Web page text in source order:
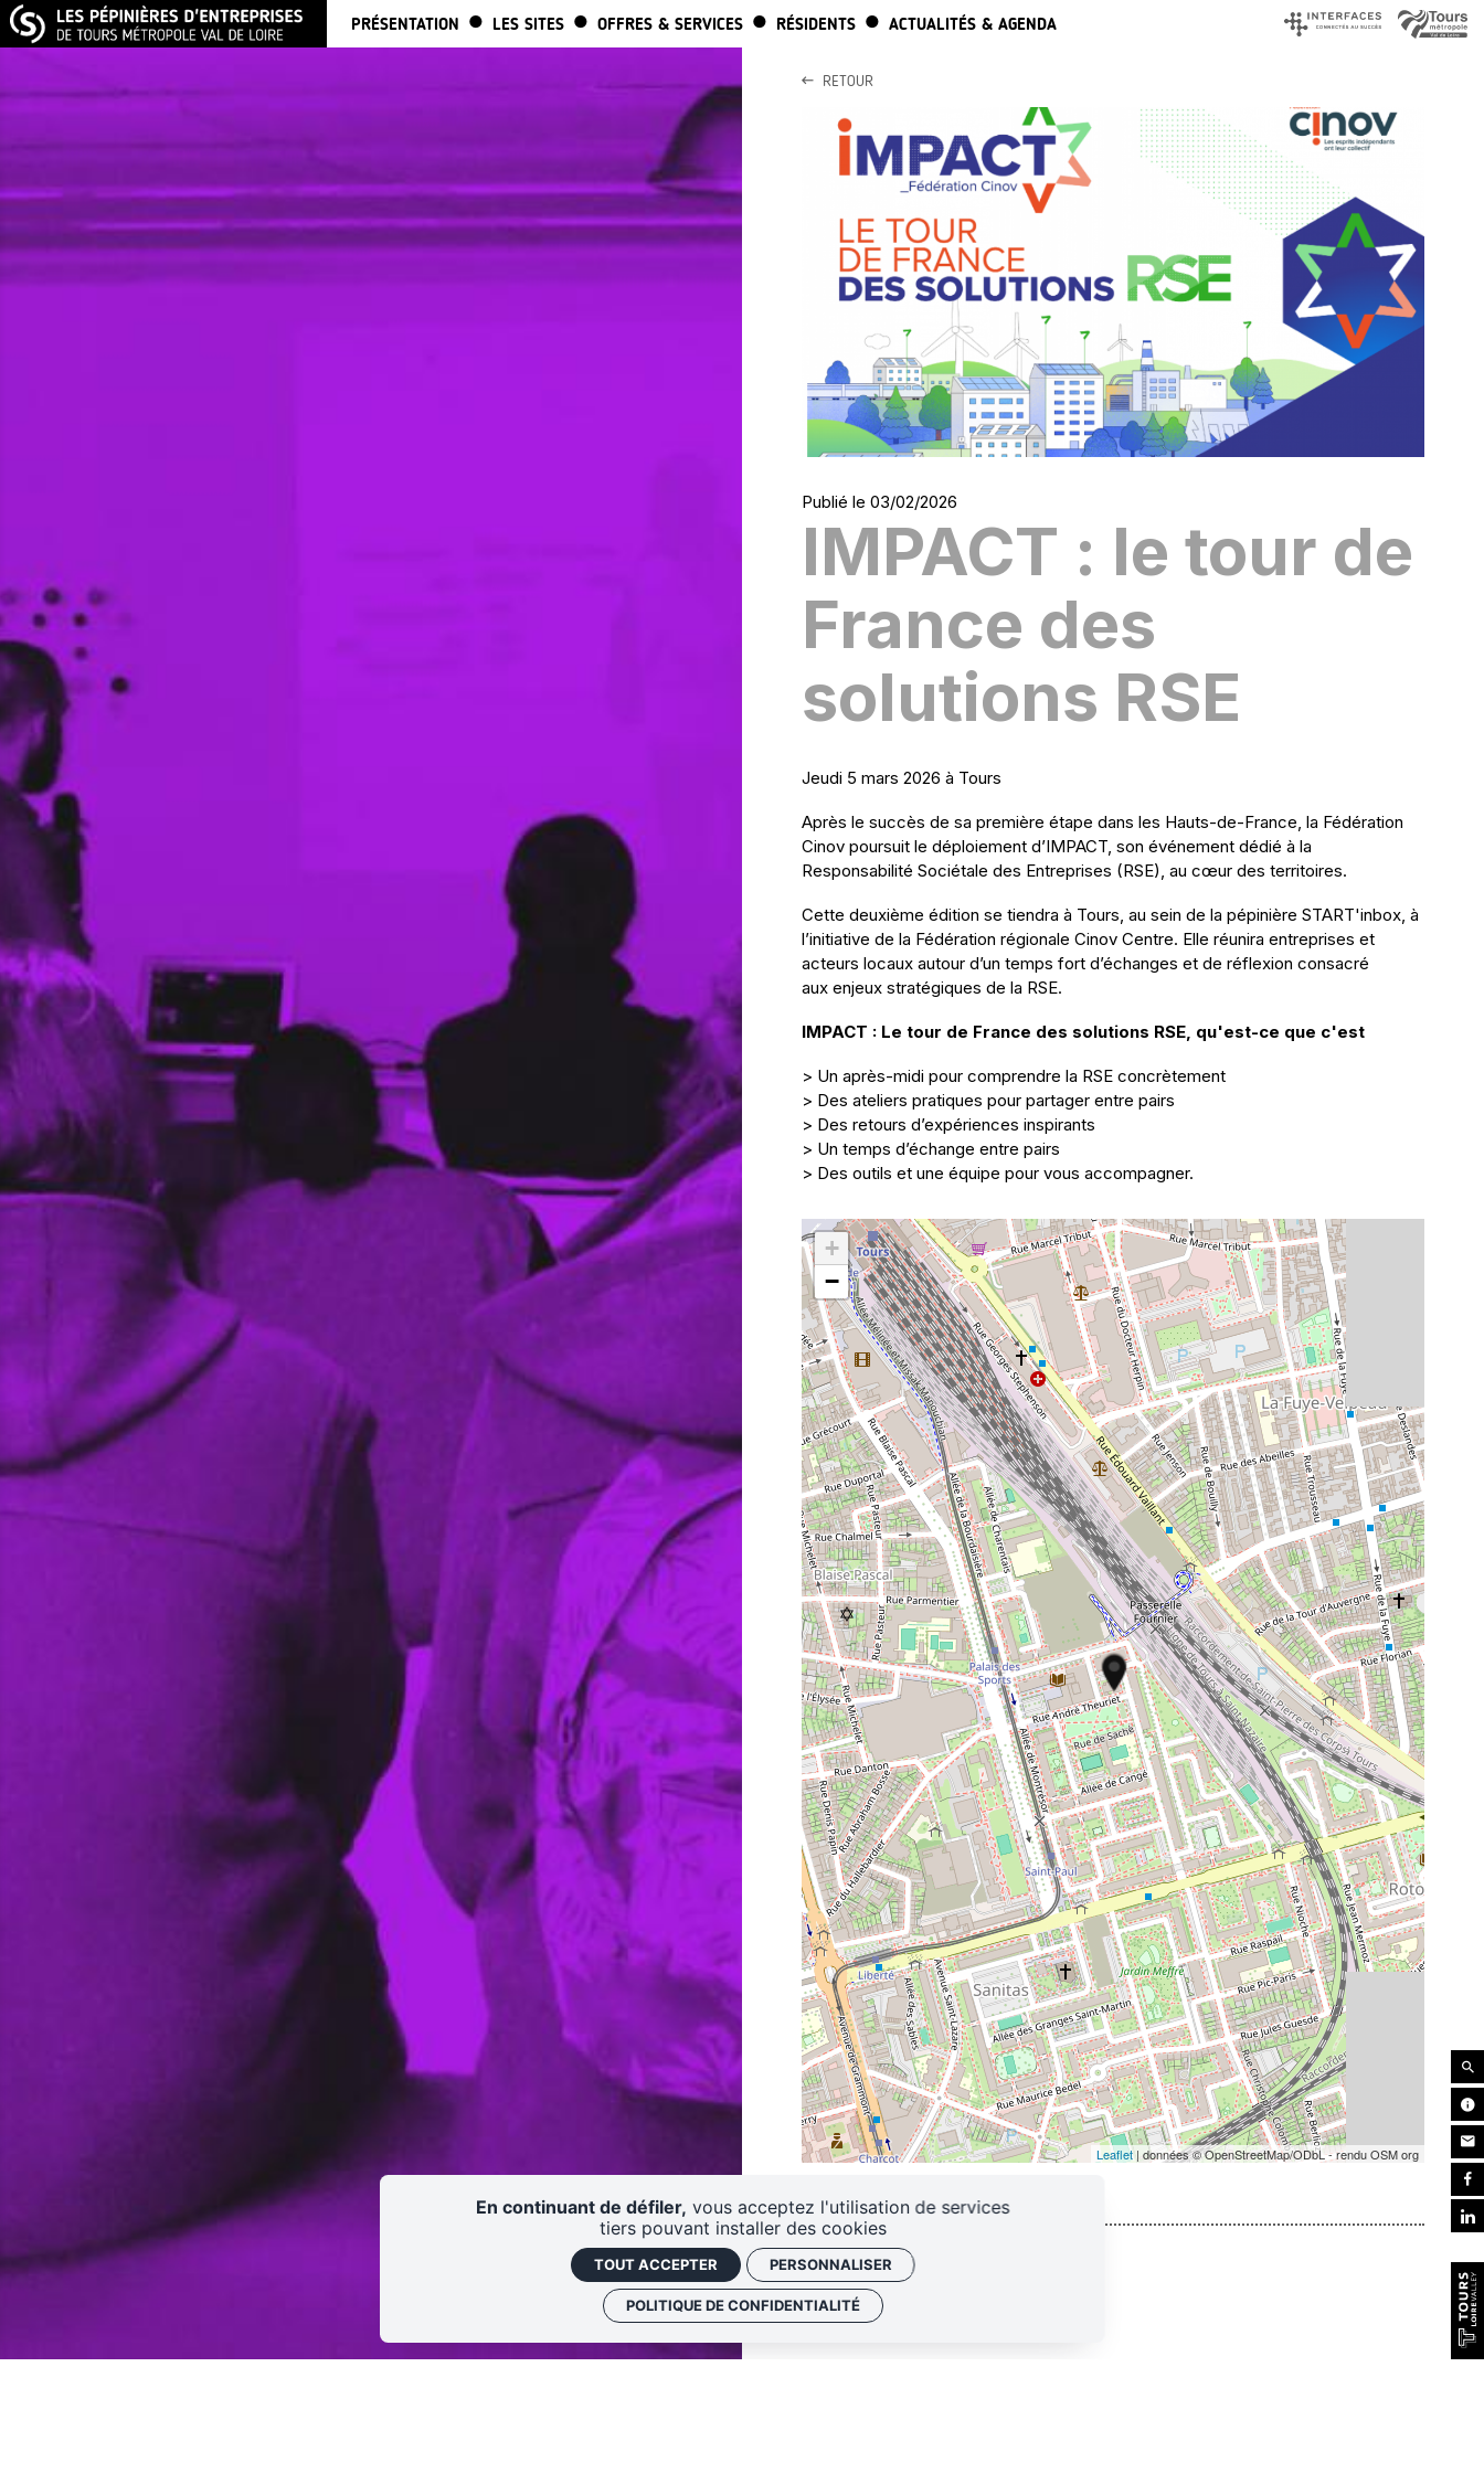
ALLER AU CONTENU PRINCIPAL
PRÉSENTATION LES SITES OFFRES & SERVICES RÉSIDENTS ACTUALITÉS & AGENDA
RETOUR
Publié le 03/02/2026
IMPACT : le tour de
France des
solutions RSE
Jeudi 5 mars 2026 à Tours
Après le succès de sa première étape dans les Hauts-de-France, la Fédération
Cinov poursuit le déploiement d’IMPACT, son événement dédié à la
Responsabilité Sociétale des Entreprises (RSE), au cœur des territoires.
Cette deuxième édition se tiendra à Tours, au sein de la pépinière START'inbox, à
l’initiative de la Fédération régionale Cinov Centre. Elle réunira entreprises et
acteurs locaux autour d’un temps fort d’échanges et de réflexion consacré
aux enjeux stratégiques de la RSE.
IMPACT : Le tour de France des solutions RSE, qu'est-ce que c'est
> Un après-midi pour comprendre la RSE concrètement
> Des ateliers pratiques pour partager entre pairs
> Des retours d’expériences inspirants
> Un temps d’échange entre pairs
> Des outils et une équipe pour vous accompagner.
+
−
Leaflet| données © OpenStreetMap/ODbL - rendu OSM org
PLUS D'INFOS
Informations et inscriptions
En continuant de défiler, vous acceptez l'utilisation de services
tiers pouvant installer des cookies
TOUT ACCEPTER PERSONNALISER
POLITIQUE DE CONFIDENTIALITÉ